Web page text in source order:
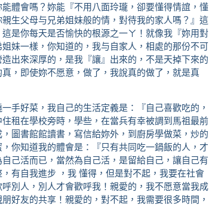
體會嗎？妳能『不用八面玲瓏，卻要懂得情誼，懂
生父母与兄弟姐妹般的情，對待我的家人嗎？』這
是你每天是否愉快的根源之一ㄚ！就像我『妳用對
妹一樣，你知道的，我与自家人，相處的那份不可
出來深厚的，是我『讓』出來的，不是天掉下來的
，即使妳不愿意，做了，我說真的做了，就是真
手好菜，我自己的生活定義是：『自己喜歡吃的，
租在學校旁時，學些，在當兵有幸被調到馬祖最前
圖書館館讀書，寫信給妳外，到廚房學做菜，炒的
你知道我的體會是：『只有共同吃一鍋飯的人，才
己活而已，當然為自己活，是留給自己，讓自己有
有自我進步 ，我 懂得，但是對不起，我要在社會
呼別人，別人才會歡呼我！親愛的，我不愿意當我成
好友的共享！親愛的，對不起，我需要很多時間，